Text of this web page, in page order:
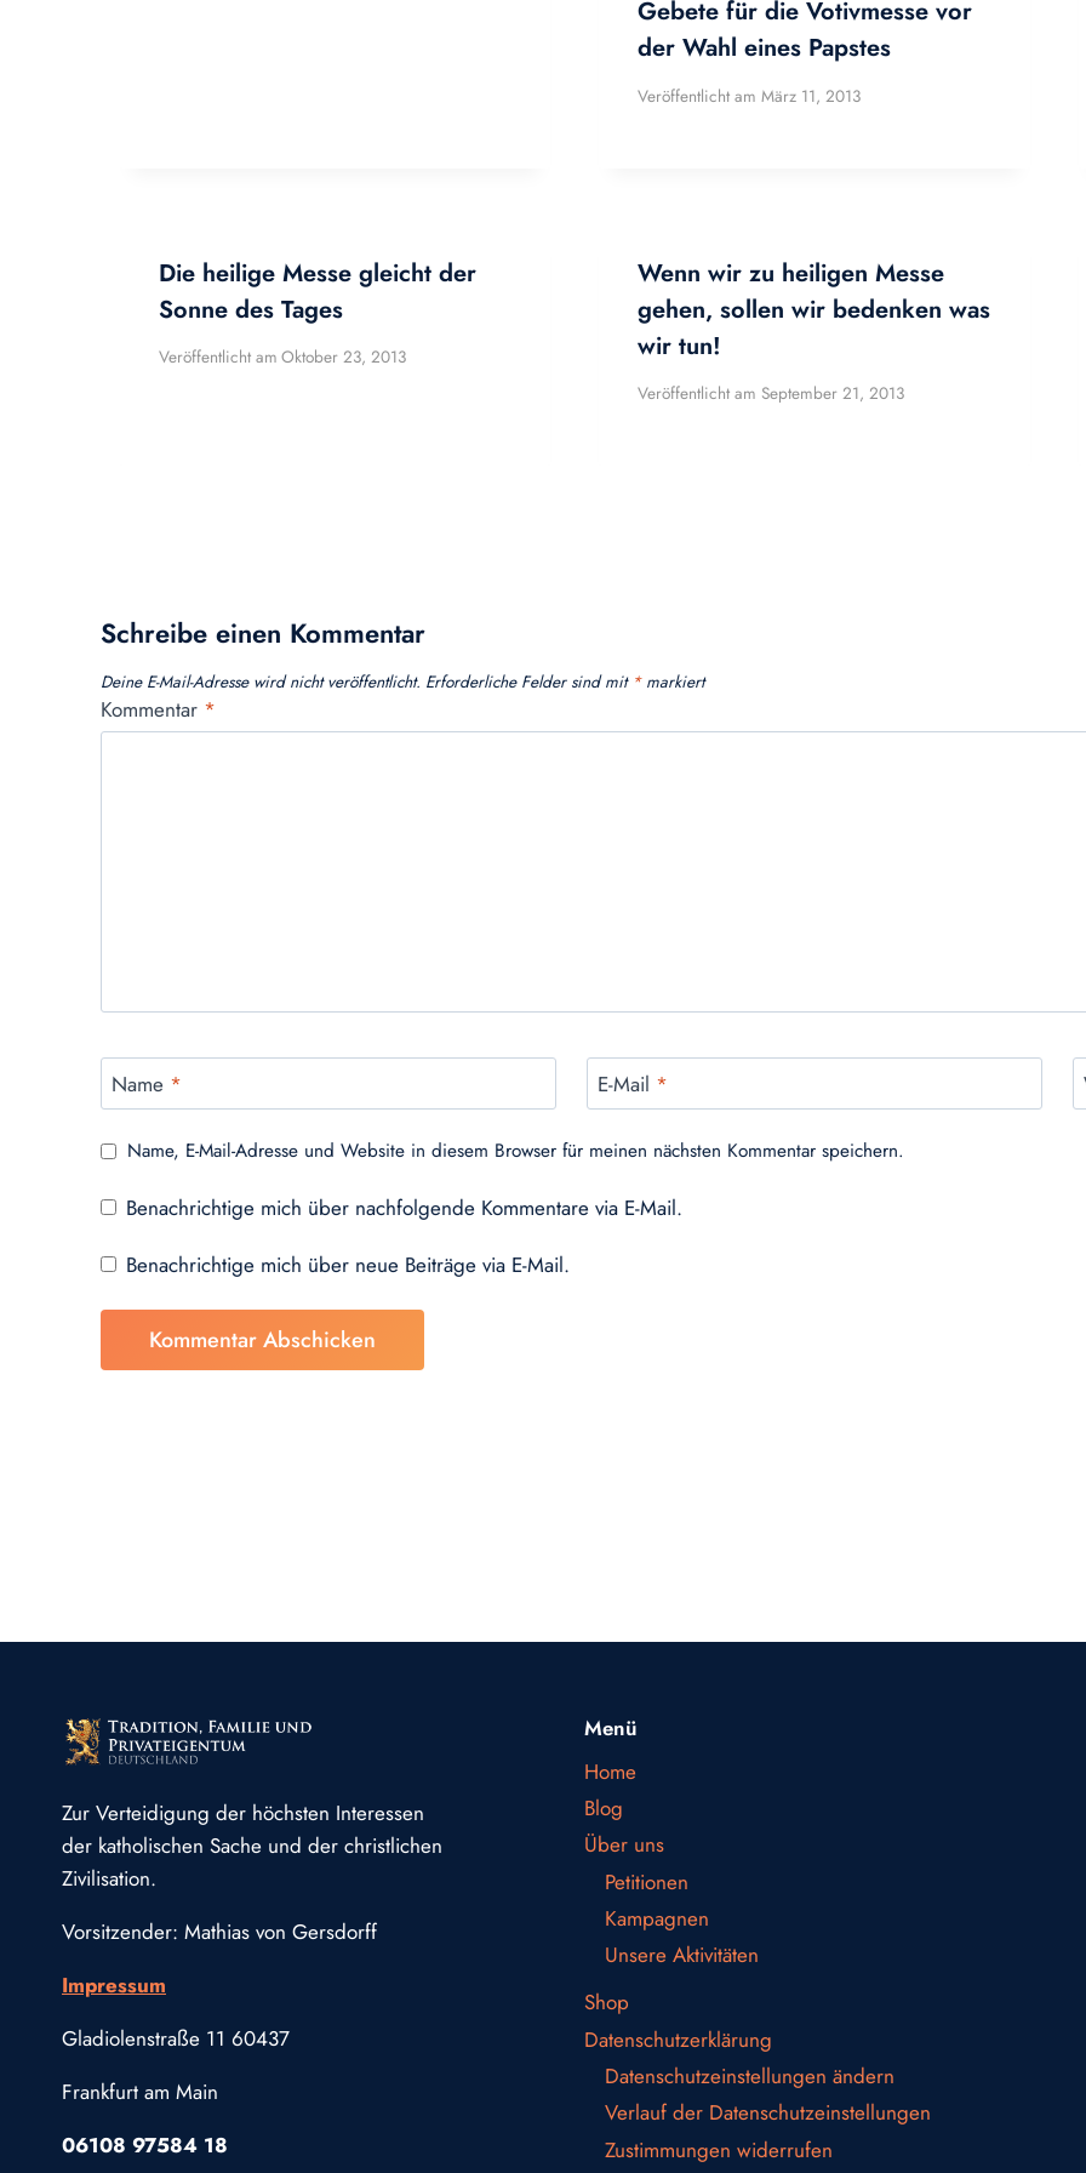
Gebete für die Votivmesse vor
der Wahl eines Papstes
Veröffentlicht am März 11, 2013
Die heilige Messe gleicht der
Sonne des Tages
Veröffentlicht am Oktober 23, 2013
Wenn wir zu heiligen Messe
gehen, sollen wir bedenken was
wir tun!
Veröffentlicht am September 21, 2013
Schreibe einen Kommentar
Deine E-Mail-Adresse wird nicht veröffentlicht. Erforderliche Felder sind mit *markiert
Kommentar *
Name * E-Mail *
Name, E-Mail-Adresse und Website in diesem Browser für meinen nächsten Kommentar speichern.
Benachrichtige mich über nachfolgende Kommentare via E-Mail.
Benachrichtige mich über neue Beiträge via E-Mail.
Zur Verteidigung der höchsten Interessen
der katholischen Sache und der christlichen
Zivilisation.
Vorsitzender: Mathias von Gersdorff
Impressum
Gladiolenstraße 11 60437
Frankfurt am Main
06108 97584 18
Menü
Home
Blog
Über uns
Petitionen
Kampagnen
Unsere Aktivitäten
Shop
Datenschutzerklärung
Datenschutzeinstellungen ändern
Verlauf der Datenschutzeinstellungen
Zustimmungen widerrufen